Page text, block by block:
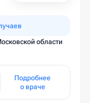
области
Подробнее
о враче